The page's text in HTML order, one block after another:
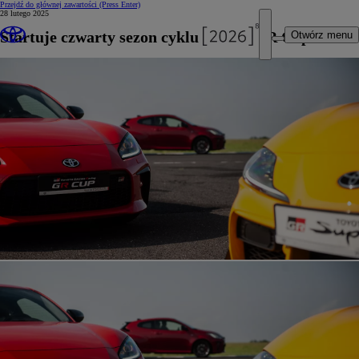
Przejdź do głównej zawartości (Press Enter)
Otwórz menu
28 lutego 2025
Startuje czwarty sezon cyklu Toyota GR Cup